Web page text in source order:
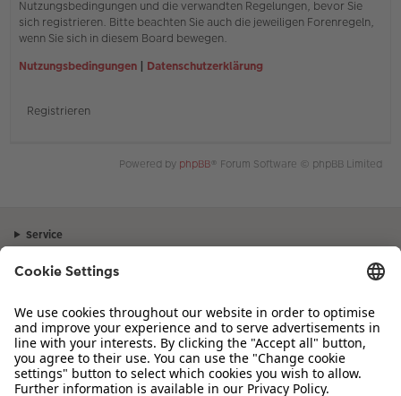
Nutzungsbedingungen und die verwandten Regelungen, bevor Sie
sich registrieren. Bitte beachten Sie auch die jeweiligen Forenregeln,
wenn Sie sich in diesem Board bewegen.
Nutzungsbedingungen | Datenschutzerklärung
Registrieren
Powered by phpBB® Forum Software © phpBB Limited
Service
Sortiment